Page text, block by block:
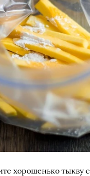
хорошенько тыкву с